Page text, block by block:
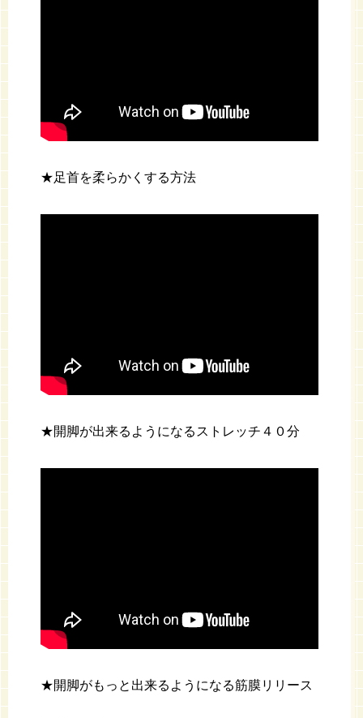
★足首を柔らかくする方法
★開脚が出来るようになるストレッチ４０分
★開脚がもっと出来るようになる筋膜リリース